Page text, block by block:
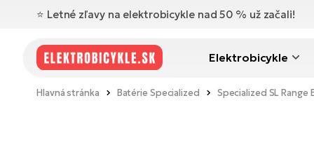
⭐️ Letné zľavy na elektrobicykle nad 50 % už začali!
Elektrobicykle
Hlavná stránka Batérie Specialized Specialized SL